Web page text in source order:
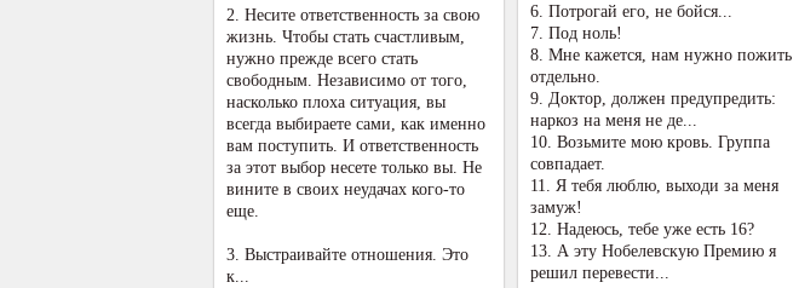
2. Несите ответственность за свою
жизнь. Чтобы стать счастливым,
нужно прежде всего стать
свободным. Независимо от того,
насколько плоха ситуация, вы
всегда выбираете сами, как именно
вам поступить. И ответственность
за этот выбор несете только вы. Не
вините в своих неудачах кого-то
еще.
3. Выстраивайте отношения. Это
к...
6. Потрогай его, не бойся...
7. Под ноль!
8. Мне кажется, нам нужно пожить
отдельно.
9. Доктор, должен предупредить:
наркоз на меня не де...
10. Возьмите мою кровь. Группа
совпадает.
11. Я тебя люблю, выходи за меня
замуж!
12. Надеюсь, тебе уже есть 16?
13. А эту Нобелевскую Премию я
решил перевести...